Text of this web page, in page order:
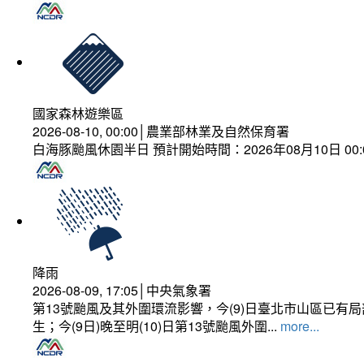
國家森林遊樂區
2026-08-10, 00:00│農業部林業及自然保育署
白海豚颱風休園半日 預計開始時間：2026年08月10日
降雨
2026-08-09, 17:05│中央氣象署
第13號颱風及其外圍環流影響，今(9)日臺北市山區已有
生；今(9日)晚至明(10)日第13號颱風外圍... more...